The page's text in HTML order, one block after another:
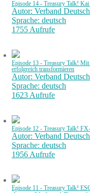
Episode 14 - Treasury Talk!
Autor: Verband
Sprache: deutsch
1755 Aufrufe
Episode 13 - Treasury Talk!
erfolgreich transformieren
Autor: Verband
Sprache: deutsch
1623 Aufrufe
Episode 12 - Treasury Talk!
Autor: Verband
Sprache: deutsch
1956 Aufrufe
Episode 11 - Treasury Talk!